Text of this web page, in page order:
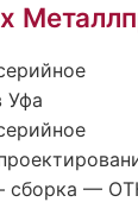
Уфа
сборка —